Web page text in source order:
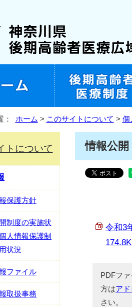
： ホーム > このサイトについて > 個
情報公
令和3
PDFフ
方はア
さい。
トについて
保護方針
制度の実施状
人情報保護制
状況
ファイル
取扱事務